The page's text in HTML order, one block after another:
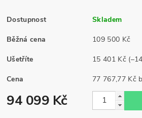
Dostupnost Skladem
Běžná cena 109 500 Kč
Ušetříte 15 401 Kč
Cena
94 099 Kč